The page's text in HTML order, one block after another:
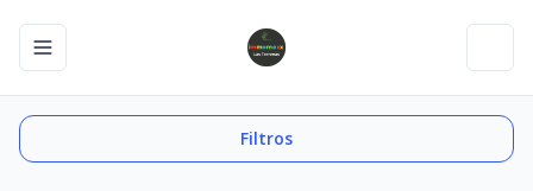
Toggle navigation menu
Filtros